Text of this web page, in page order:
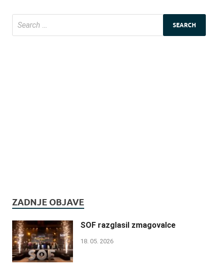
ZADNJE OBJAVE
SOF razglasil zmagovalce
18. 05. 2026